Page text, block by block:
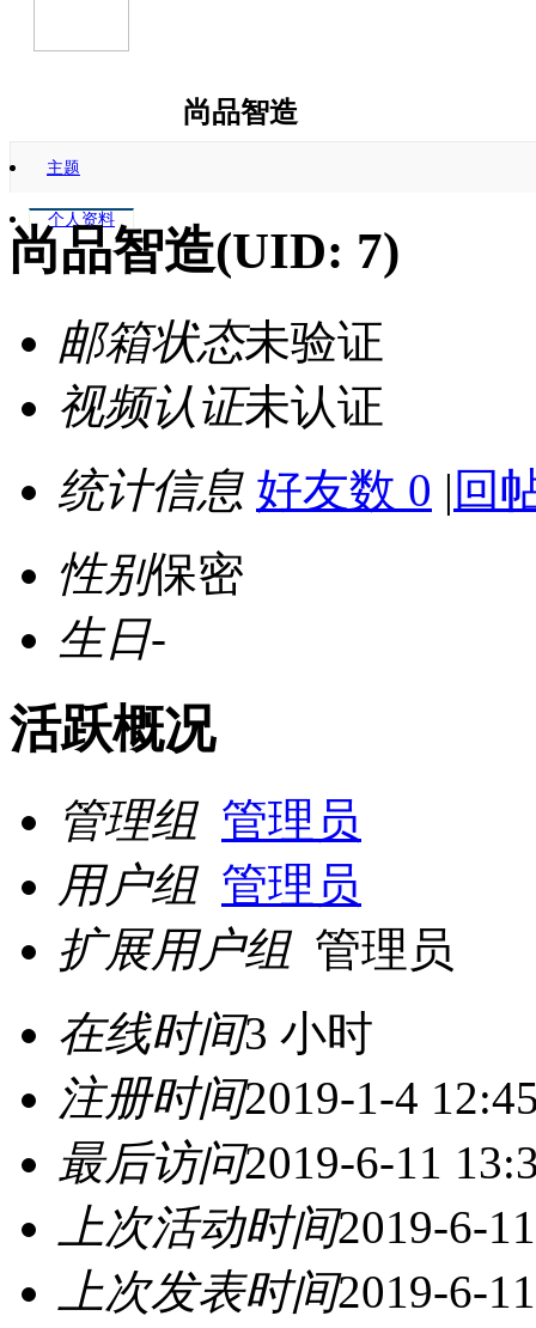
尚品智造
主题
个人资料
尚品智造(UID: 7)
邮箱状态未验证
视频认证未认证
统计信息 好友数 0 | 回
性别保密
生日-
活跃概况
管理组 管理员
用户组 管理员
扩展用户组 管理员
在线时间3 小时
注册时间2019-1-4
最后访问2019-6-11
上次活动时间2019-6-
上次发表时间2019-6-